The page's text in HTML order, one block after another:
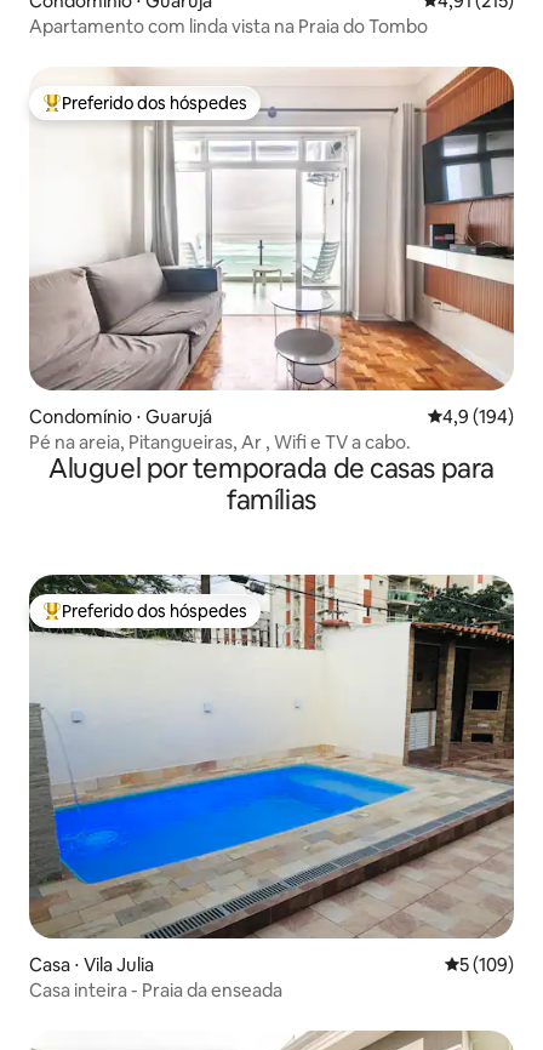
Apartamento com linda vista na Praia do Tombo
Entre os melhores preferidos dos hóspedes
Preferido dos hóspedes
Condomínio ⋅ Guarujá 4,9 de uma
4,9 (194)
Pé na areia, Pitangueiras, Ar , Wifi e TV a cabo.
Aluguel por temporada de casas para
famílias
Entre os melhores preferidos dos hóspedes
Preferido dos hóspedes
Casa ⋅ Vila Julia 5 de uma
5 (109)
Casa inteira - Praia da enseada